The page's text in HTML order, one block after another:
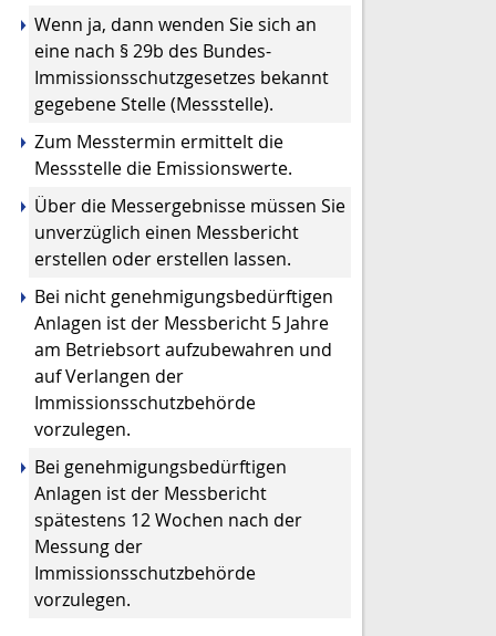
Wenn ja, dann wenden Sie sich an
eine nach § 29b des Bundes-
Immissionsschutzgesetzes bekannt
gegebene Stelle (Messstelle).
Zum Messtermin ermittelt die
Messstelle die Emissionswerte.
Über die Messergebnisse müssen Sie
unverzüglich einen Messbericht
erstellen oder erstellen lassen.
Bei nicht genehmigungsbedürftigen
Anlagen ist der Messbericht 5 Jahre
am Betriebsort aufzubewahren und
auf Verlangen der
Immissionsschutzbehörde
vorzulegen.
Bei genehmigungsbedürftigen
Anlagen ist der Messbericht
spätestens 12 Wochen nach der
Messung der
Immissionsschutzbehörde
vorzulegen.